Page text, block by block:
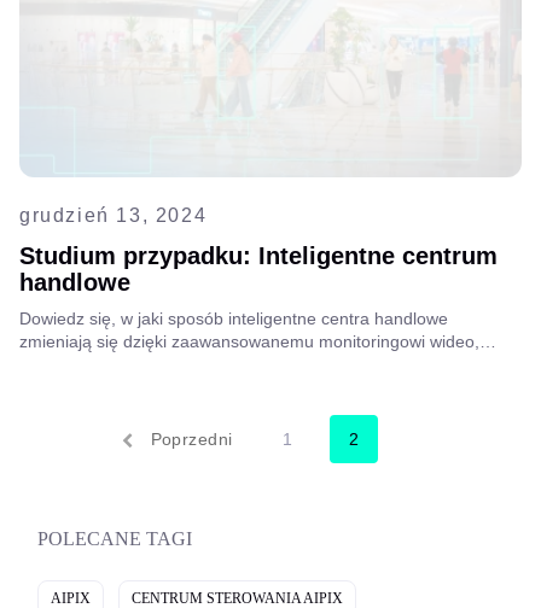
grudzień 13, 2024
Studium przypadku: Inteligentne centrum
handlowe
Dowiedz się, w jaki sposób inteligentne centra handlowe
zmieniają się dzięki zaawansowanemu monitoringowi wideo,
doświadczenia klientom.
Poprzedni 1 2
POLECANE TAGI
AIPIX CENTRUM STEROWANIA AIPIX